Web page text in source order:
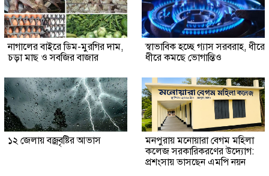
নাগালের বাইরে ডিম-মুরগির দাম,
চড়া মাছ ও সবজির বাজার
স্বাভাবিক হচ্ছে গ্যাস সরবরাহ, ধীরে
ধীরে কমছে ভোগান্তিও
১২ জেলায় বজ্রবৃষ্টির আভাস
মনপুরায় মনোয়ারা বেগম মহিলা
কলেজ সরকারিকরণের উদ্যোগ:
প্রশংসায় ভাসছেন এমপি নয়ন